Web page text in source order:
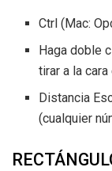
Ctrl (Mac:
Haga doble
tirar a la
Distancia
(cualquier